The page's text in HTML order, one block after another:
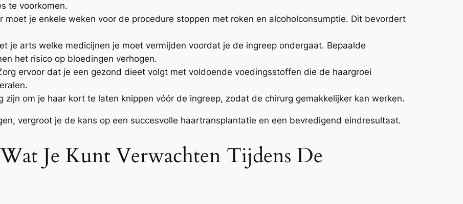
te voorkomen.
moet je enkele weken voor de procedure stoppen met roken en alcoholconsumptie. Dit bevordert
je arts welke medicijnen je moet vermijden voordat je de ingreep ondergaat. Bepaalde
het risico op bloedingen verhogen.
ervoor dat je een gezond dieet volgt met voldoende voedingsstoffen die de haargroei
zijn om je haar kort te laten knippen vóór de ingreep, zodat de chirurg gemakkelijker kan werken.
vergroot je de kans op een succesvolle haartransplantatie en een bevredigend eindresultaat.
Je Kunt Verwachten Tijdens De